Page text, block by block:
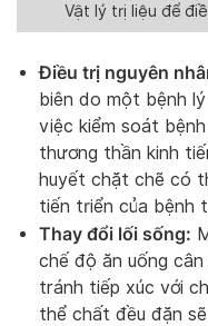
Vật lý trị liệu để
Điều trị nguyên
biên do một bệnh
việc kiểm soát
thương thần kinh
huyết chặt chẽ có
tiến triển của bệnh
Thay đổi lối sống:
chế độ ăn uống
tránh tiếp xúc với
thể chất đều đặn